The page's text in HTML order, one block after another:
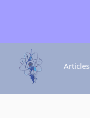
Articles